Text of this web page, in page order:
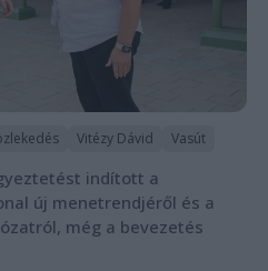
Vitézy Dávid Vasút
indított a
új menetrendjéről és a
még a bevezetés